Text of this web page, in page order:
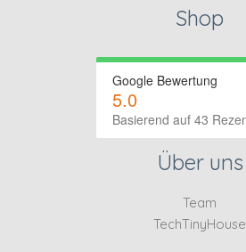
Shop
Google Bewertung
5.0
Basierend auf 43
Über uns
Team
TechTinyHouse